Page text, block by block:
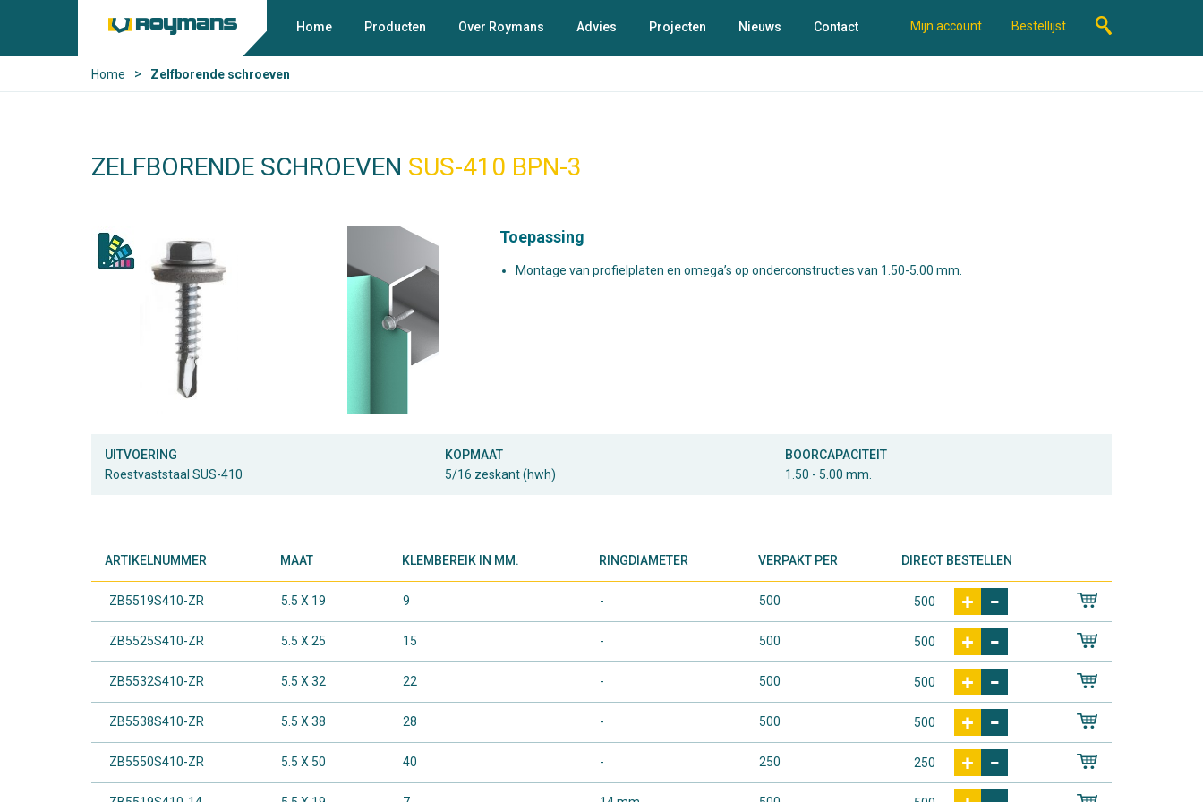
Home Producten Over Roymans Advies Projecten Nieuws Contact Mijn account Bestellijst
Home > Zelfborende schroeven
ZELFBORENDE SCHROEVEN SUS-410 BPN-3
Toepassing
Montage van profielplaten en omega’s op onderconstructies van 1.50-5.00 mm.
UITVOERING
Roestvaststaal SUS-410
KOPMAAT
5/16 zeskant (hwh)
BOORCAPACITEIT
1.50 - 5.00 mm.
ARTIKELNUMMER MAAT KLEMBEREIK IN MM. RINGDIAMETER VERPAKT PER DIRECT BESTELLEN
ZB5519S410-ZR 5.5 X 19 9 - 500
ZB5525S410-ZR 5.5 X 25 15 - 500
ZB5532S410-ZR 5.5 X 32 22 - 500
ZB5538S410-ZR 5.5 X 38 28 - 500
ZB5550S410-ZR 5.5 X 50 40 - 250